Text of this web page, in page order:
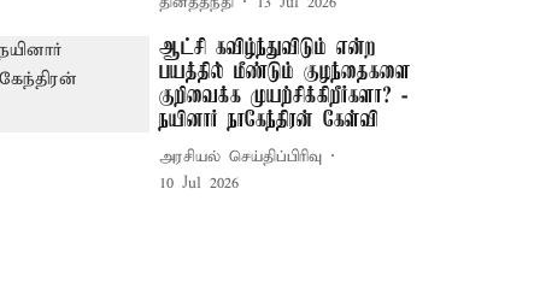
ஆட்சி கவிழ்ந்துவிடும் என்ற
பயத்தில் மீண்டும் குழந்தைகளை
குறிவைக்க முயற்சிக்கிறீர்களா? -
நயினார் நாகேந்திரன் கேள்வி
அரசியல் செய்திப்பிரிவு
10 Jul 2026